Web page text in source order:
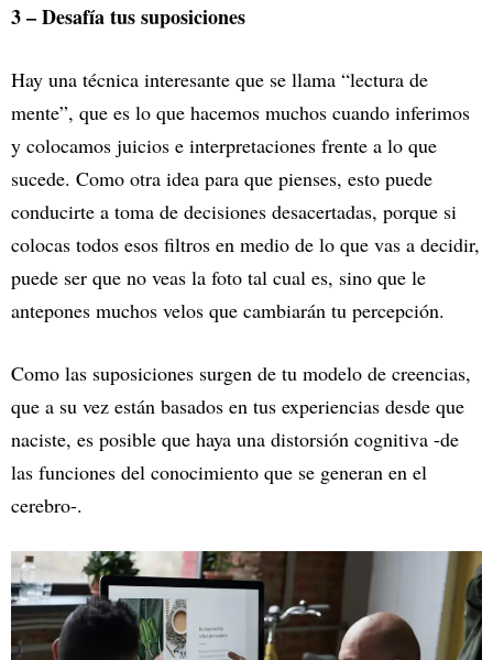
3 – Desafía tus suposiciones
Hay una técnica interesante que se llama “lectura de
mente”, que es lo que hacemos muchos cuando inferimos
y colocamos juicios e interpretaciones frente a lo que
sucede. Como otra idea para que pienses, esto puede
conducirte a toma de decisiones desacertadas, porque si
colocas todos esos filtros en medio de lo que vas a decidir,
puede ser que no veas la foto tal cual es, sino que le
antepones muchos velos que cambiarán tu percepción.
Como las suposiciones surgen de tu modelo de creencias,
que a su vez están basados en tus experiencias desde que
naciste, es posible que haya una distorsión cognitiva -de
las funciones del conocimiento que se generan en el
cerebro-.